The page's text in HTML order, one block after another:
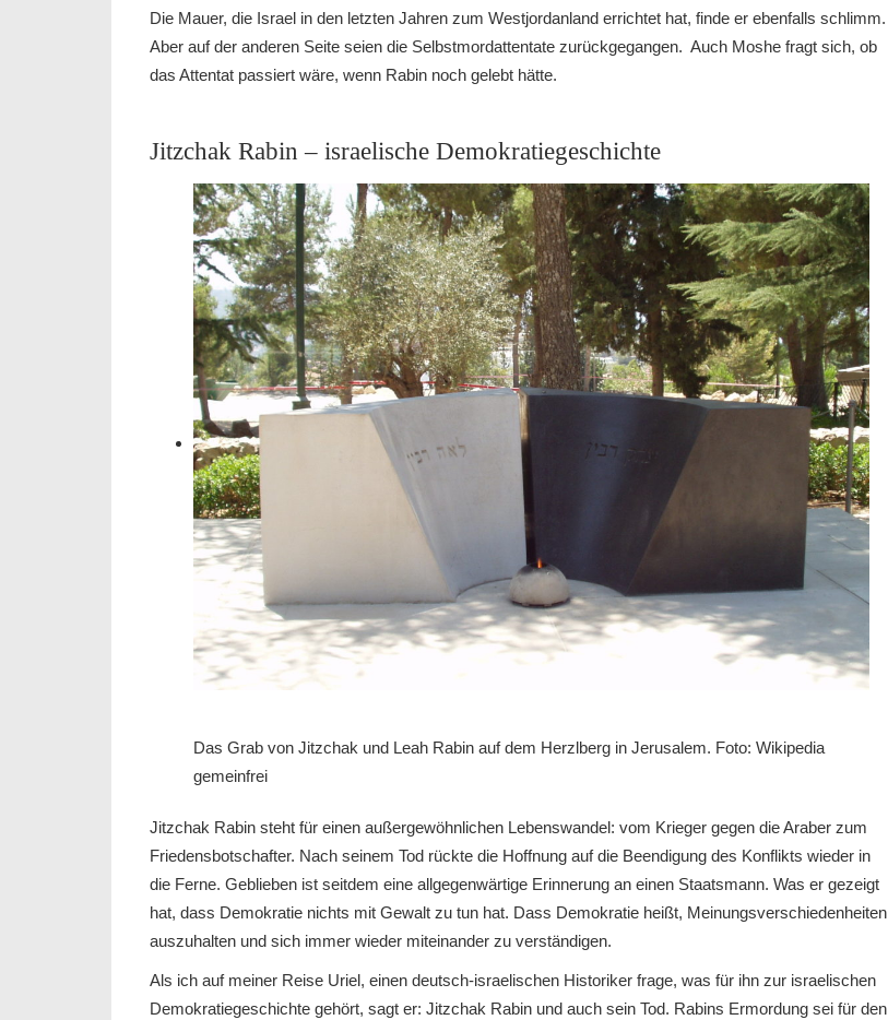
Die Mauer, die Israel in den letzten Jahren zum Westjordanland errichtet hat, finde er ebenfalls schlimm.
Aber auf der anderen Seite seien die Selbstmordattentate zurückgegangen. Auch Moshe fragt sich, ob
das Attentat passiert wäre, wenn Rabin noch gelebt hätte.
Jitzchak Rabin – israelische Demokratiegeschichte
Das Grab von Jitzchak und Leah Rabin auf dem Herzlberg in Jerusalem. Foto: Wikipedia
gemeinfrei
Jitzchak Rabin steht für einen außergewöhnlichen Lebenswandel: vom Krieger gegen die Araber zum
Friedensbotschafter. Nach seinem Tod rückte die Hoffnung auf die Beendigung des Konflikts wieder in
die Ferne. Geblieben ist seitdem eine allgegenwärtige Erinnerung an einen Staatsmann. Was er gezeigt
hat, dass Demokratie nichts mit Gewalt zu tun hat. Dass Demokratie heißt, Meinungsverschiedenheiten
auszuhalten und sich immer wieder miteinander zu verständigen.
Als ich auf meiner Reise Uriel, einen deutsch-israelischen Historiker frage, was für ihn zur israelischen
Demokratiegeschichte gehört, sagt er: Jitzchak Rabin und auch sein Tod. Rabins Ermordung sei für den